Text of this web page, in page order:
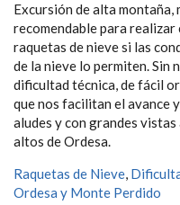
Excursión de alta montaña,
recomendable para realizar
raquetas de nieve si las
de la nieve lo permiten. Sin
dificultad técnica, de fácil
que nos facilitan el avance
aludes y con grandes
altos de Ordesa.
Raquetas de Nieve,
Ordesa y Monte Perdido